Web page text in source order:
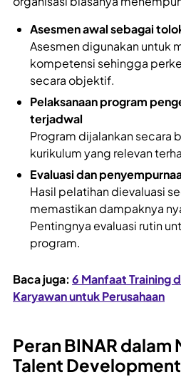
Asesmen awal sebagai
Asesmen digunakan untuk
kompetensi sehingga
secara objektif.
Pelaksanaan program
terjadwal
Program dijalankan secara
kurikulum yang relevan
Evaluasi dan
Hasil pelatihan dievaluasi
memastikan dampaknya
Pentingnya evaluasi rutin
program.
Baca juga: 6 Manfaat Training
Karyawan untuk Perusahaan
Peran BINAR
Talent Development